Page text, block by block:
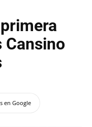
Cansino
en Google